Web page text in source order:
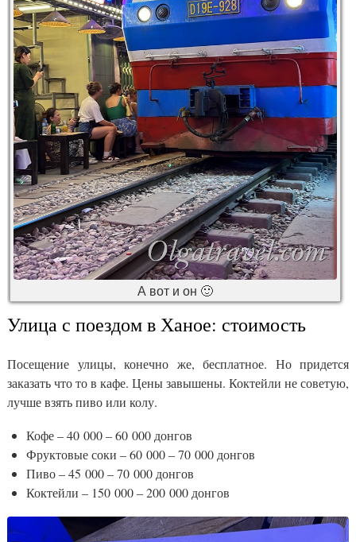
А вот и он 🙂
Улица с поездом в Ханое: стоимость
Посещение улицы, конечно же, бесплатное. Но придется
заказать что то в кафе. Цены завышены. Коктейли не советую,
лучше взять пиво или колу.
Кофе – 40 000 – 60 000 донгов
Фруктовые соки – 60 000 – 70 000 донгов
Пиво – 45 000 – 70 000 донгов
Коктейли – 150 000 – 200 000 донгов